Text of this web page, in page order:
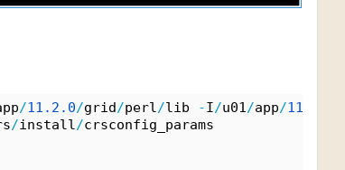
/11. 2. 0/grid/perl/lib -I/u01/app/11.
/install/crsconfig_params